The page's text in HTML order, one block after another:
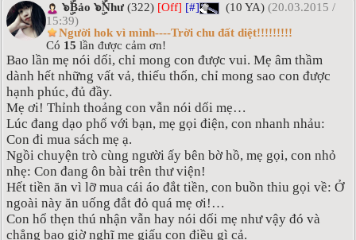
๖ۣۜBảo ๖ۣۜNhư (322) [Off] [#] (10 YA) (20.03.2015 /
15:39)
Người hok vì mình----Trời chu đất diệt!!!!!!!!!
Có 15 lần được cảm ơn!
Bao lần mẹ nói dối, chỉ mong con được vui. Mẹ âm thầm
dành hết những vất vả, thiếu thốn, chỉ mong sao con được
hạnh phúc, đủ đầy.
Mẹ ơi! Thỉnh thoảng con vẫn nói dối mẹ…
Lúc đang dạo phố với bạn, mẹ gọi điện, con nhanh nhảu:
Con đi mua sách mẹ ạ.
Ngồi chuyện trò cùng người ấy bên bờ hồ, mẹ gọi, con nhỏ
nhẹ: Con đang ôn bài trên thư viện!
Hết tiền ăn vì lỡ mua cái áo đắt tiền, con buồn thiu gọi về: Ở
ngoài này ăn uống đắt đỏ quá mẹ ơi!…
Con hổ thẹn thú nhận vẫn hay nói dối mẹ như vậy đó và
chẳng bao giờ nghĩ mẹ giấu con điều gì cả.